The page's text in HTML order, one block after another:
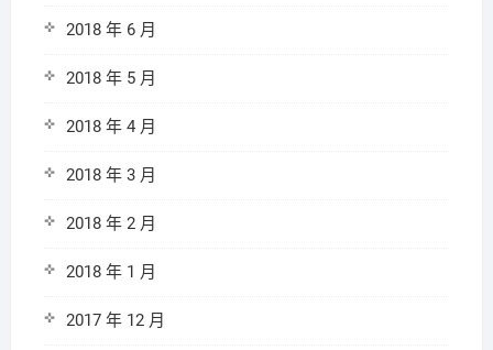
2018 年 6 月
2018 年 5 月
2018 年 4 月
2018 年 3 月
2018 年 2 月
2018 年 1 月
2017 年 12 月